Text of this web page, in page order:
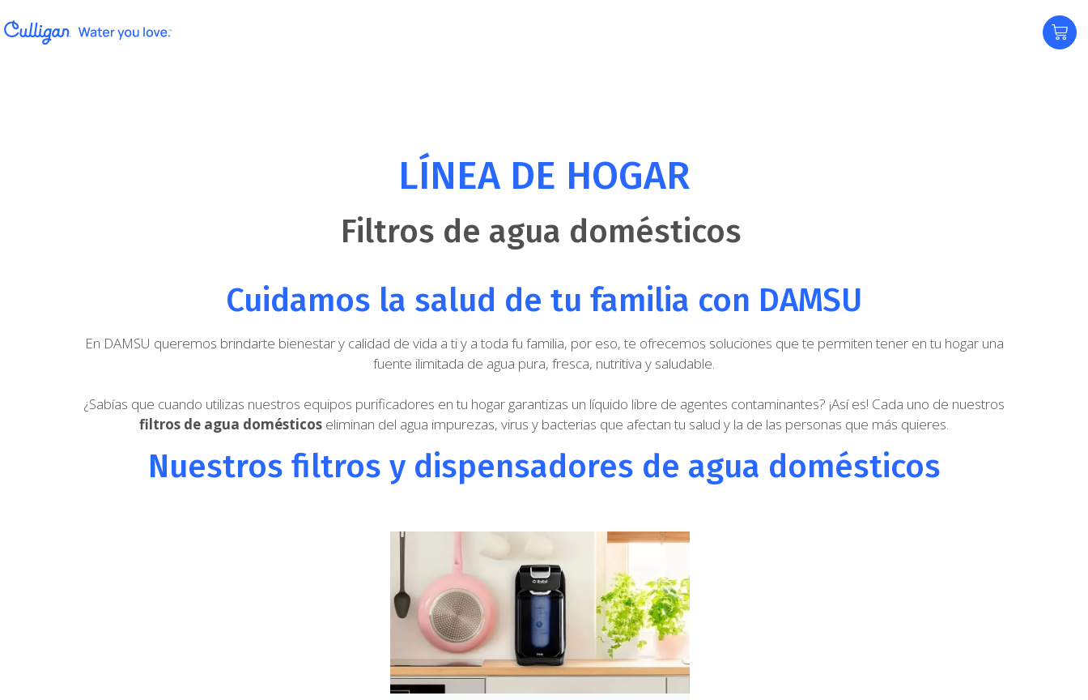
LÍNEA DE HOGAR
Filtros de agua domésticos
Cuidamos la salud de tu familia con DAMSU
En DAMSU queremos brindarte bienestar y calidad de vida a ti y a toda fu familia, por eso, te ofrecemos soluciones que te permiten tener en tu hogar una
fuente ilimitada de agua pura, fresca, nutritiva y saludable.
¿Sabías que cuando utilizas nuestros equipos purificadores en tu hogar garantizas un líquido libre de agentes contaminantes? ¡Así es! Cada uno de nuestros
filtros de agua domésticos eliminan del agua impurezas, virus y bacterias que afectan tu salud y la de las personas que más quieres.
Nuestros filtros y dispensadores de agua domésticos